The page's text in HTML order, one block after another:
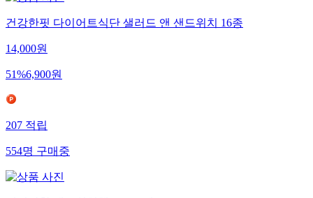
건강한핏 다이어트식단 샐러드 앤 샌드위치 16종
14,000원
51%6,900원
207적립
554명구매중